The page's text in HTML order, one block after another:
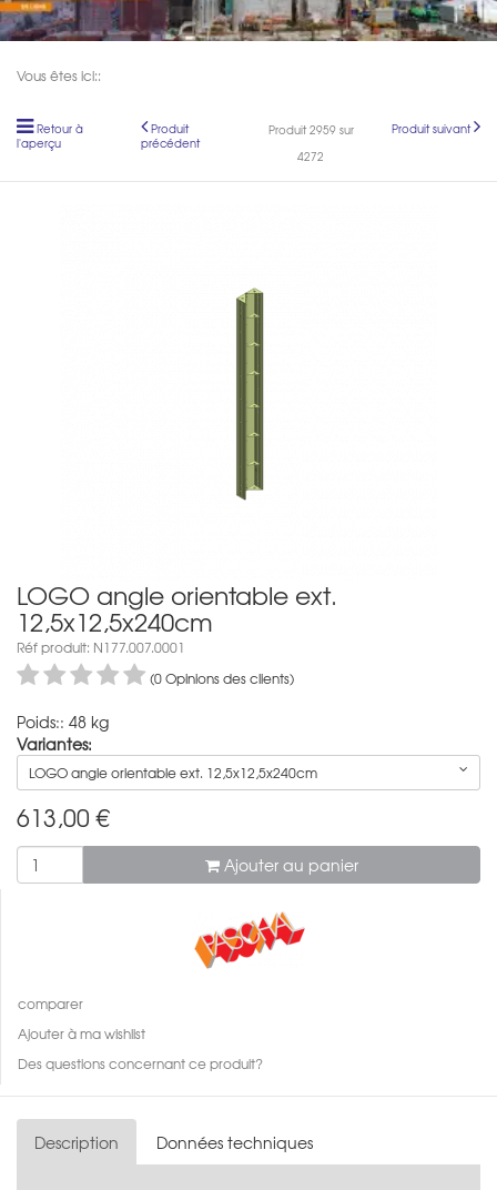
Vous êtes ici::
Retour à
l'aperçu
Produit
précédent
Produit 2959 sur
4272
Produit suivant
LOGO angle orientable ext.
12,5x12,5x240cm
Réf produit: N177.007.0001
(0 Opinions des clients)
Poids:: 48 kg
Variantes:
LOGO angle orientable ext. 12,5x12,5x240cm
613,00 €
Ajouter au panier
comparer
Ajouter à ma wishlist
Des questions concernant ce produit?
Description Données techniques